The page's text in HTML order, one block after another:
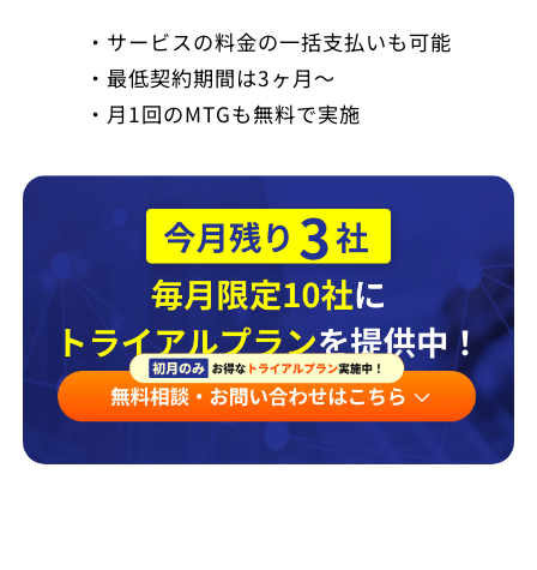
・サービスの料金の一括支払いも可能
・最低契約期間は3ヶ月～
・月1回のMTGも無料で実施